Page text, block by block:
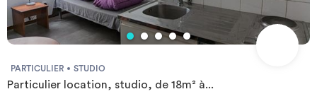
PARTICULIER STUDIO
Particulier location, studio, de 18m² à...